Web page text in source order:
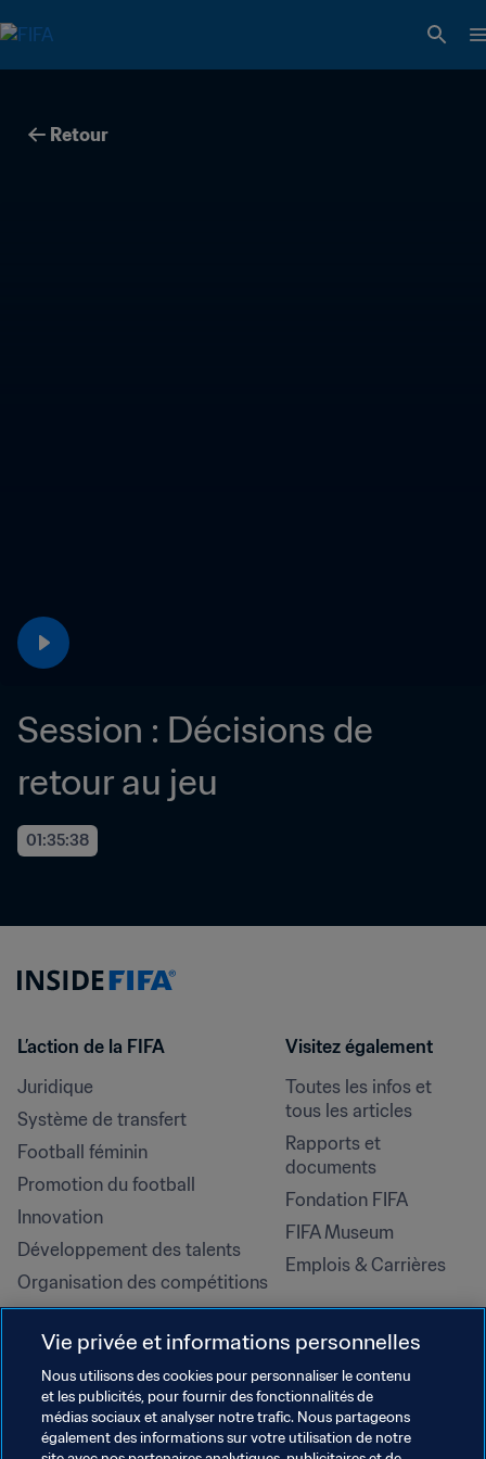
Retour
Session : Décisions de
retour au jeu
01:35:38
L’action de la FIFA
Juridique
Système de transfert
Football féminin
Promotion du football
Innovation
Développement des talents
Organisation des compétitions
Développement durable
Droits de l'homme et lutte contre
la discrimination
Santé et médical
Initiatives en matière de
Visitez également
Toutes les infos et
tous les articles
Rapports et
documents
Fondation FIFA
FIFA Museum
Emplois & Carrières
Vie privée et informations personnelles
Nous utilisons des cookies pour personnaliser le contenu
et les publicités, pour fournir des fonctionnalités de
médias sociaux et analyser notre trafic. Nous partageons
également des informations sur votre utilisation de notre